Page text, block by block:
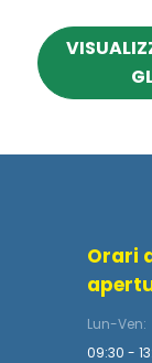
Orari
Lun-Ven:
09:30 -